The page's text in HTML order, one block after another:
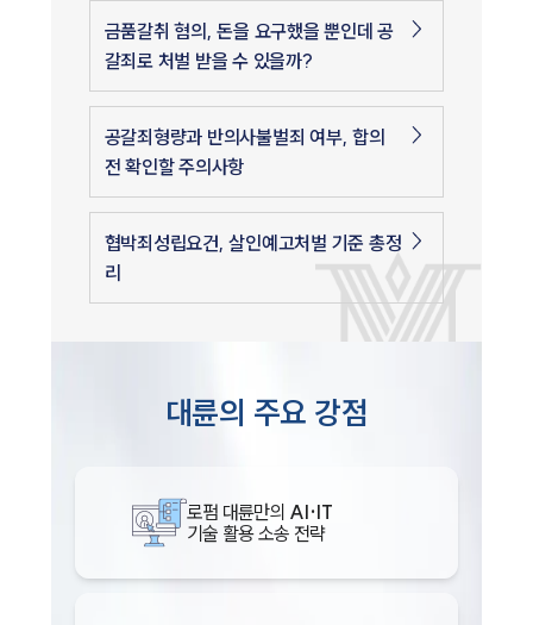
금품갈취 혐의, 돈을 요구했을 뿐인데 공
갈죄로 처벌 받을 수 있을까?
공갈죄형량과 반의사불벌죄 여부, 합의
전 확인할 주의사항
협박죄성립요건, 살인예고처벌 기준 총정
리
대륜의 주요 강점
로펌 대륜만의 AI·IT
기술 활용 소송 전략